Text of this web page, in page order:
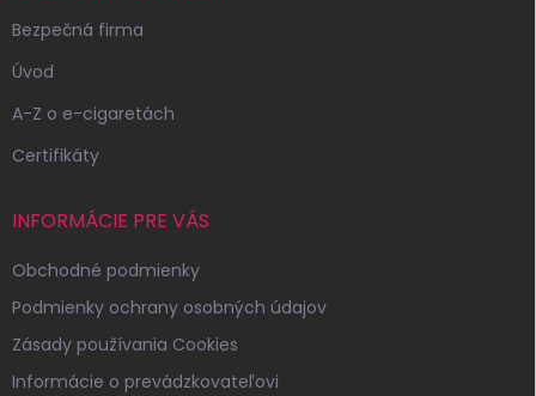
Bezpečná firma
Úvod
A-Z o e-cigaretách
Certifikáty
INFORMÁCIE PRE VÁS
Obchodné podmienky
Podmienky ochrany osobných údajov
Zásady používania Cookies
Informácie o prevádzkovateľovi